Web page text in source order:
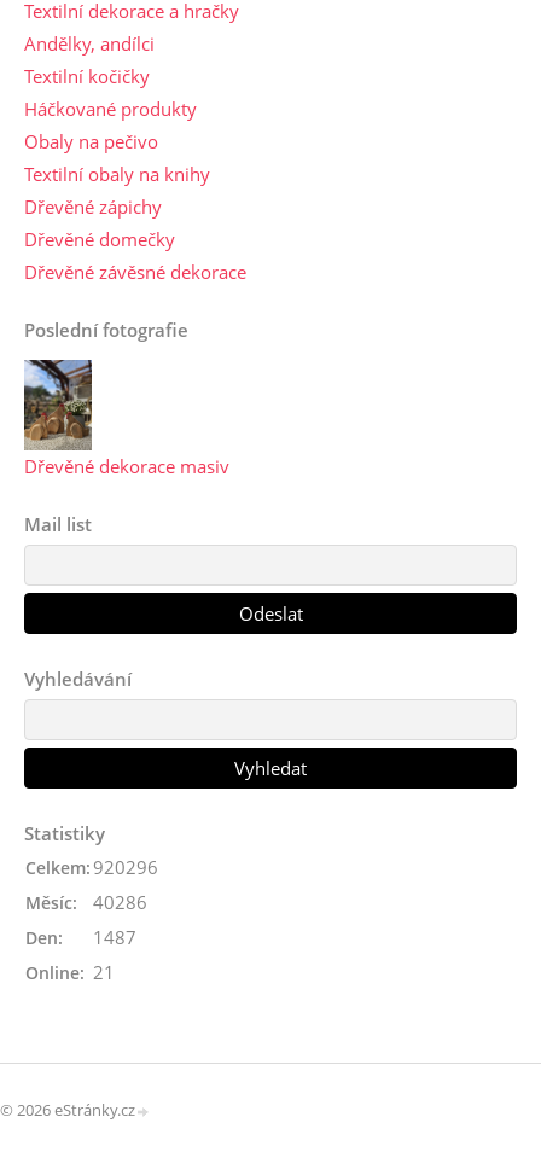
Textilní dekorace a hračky
Andělky, andílci
Textilní kočičky
Háčkované produkty
Obaly na pečivo
Textilní obaly na knihy
Dřevěné zápichy
Dřevěné domečky
Dřevěné závěsné dekorace
Poslední fotografie
Dřevěné dekorace masiv
Mail list
Vyhledávání
Statistiky
Online: 21
Celkem: 920296
Měsíc: 40286
Den: 1487
© 2026 eStránky.cz